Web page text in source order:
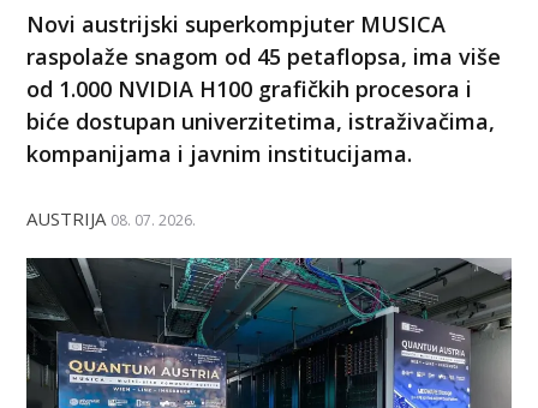
Novi austrijski superkompjuter MUSICA
raspolaže snagom od 45 petaflopsa, ima više
od 1.000 NVIDIA H100 grafičkih procesora i
biće dostupan univerzitetima, istraživačima,
kompanijama i javnim institucijama.
AUSTRIJA 08. 07. 2026.